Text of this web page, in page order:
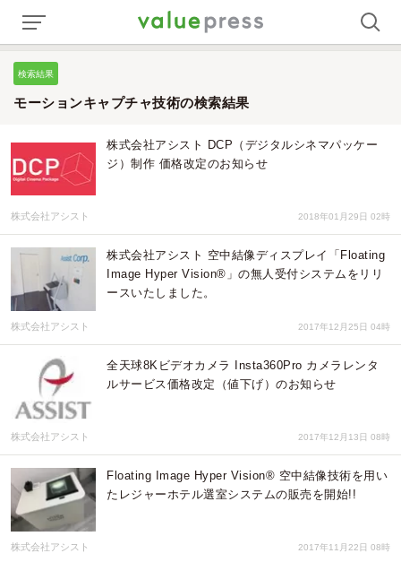
検索結果
モーションキャプチャ技術の検索結果
株式会社アシスト DCP（デジタルシネマパッケー
ジ）制作 価格改定のお知らせ
株式会社アシスト 2018年01月29日 02時
株式会社アシスト 空中結像ディスプレイ「Floating
Image Hyper Vision®」の無人受付システムをリリ
ースいたしました。
株式会社アシスト 2017年12月25日 04時
全天球8Kビデオカメラ Insta360Pro カメラレンタ
ルサービス価格改定（値下げ）のお知らせ
株式会社アシスト 2017年12月13日 08時
Floating Image Hyper Vision® 空中結像技術を用い
たレジャーホテル選室システムの販売を開始!!
株式会社アシスト 2017年11月22日 08時